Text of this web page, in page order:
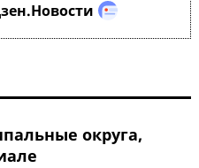
округа,